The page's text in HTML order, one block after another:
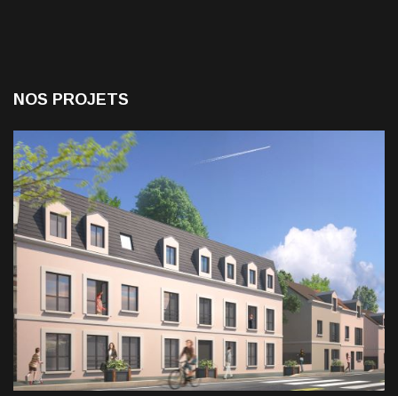
NOS PROJETS